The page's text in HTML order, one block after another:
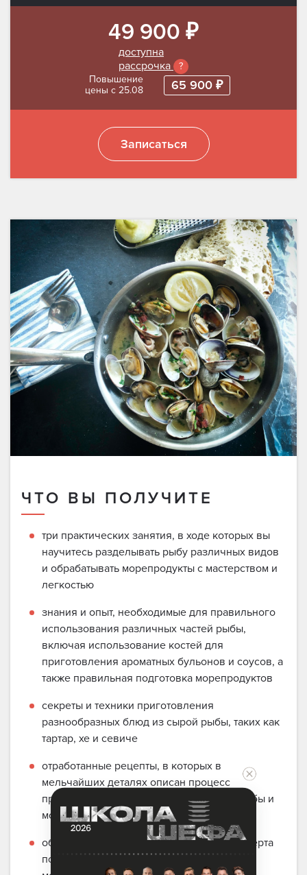
49 900 ₽
доступна
рассрочка
?
Повышение
цены с 25.08
65 900 ₽
Записаться
ЧТО ВЫ ПОЛУЧИТЕ
три практических занятия, в ходе которых вы
научитесь разделывать рыбу различных видов
и обрабатывать морепродукты с мастерством и
легкостью
знания и опыт, необходимые для правильного
использования различных частей рыбы,
включая использование костей для
приготовления ароматных бульонов и соусов, а
также правильная подготовка морепродуктов
секреты и техники приготовления
разнообразных блюд из сырой рыбы, таких как
тартар, хе и севиче
отработанные рецепты, в которых в
мельчайших деталях описан процесс
приготовления блюд из разных видов рыбы и
морепродуктов
обратная связь и советы от шефа — эксперта
по приготовлению блюд из рыбы и